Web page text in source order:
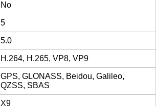
No
5
5.0
H.264, H.265, VP8, VP9
GPS, GLONASS, Beidou, Galileo,
QZSS, SBAS
X9